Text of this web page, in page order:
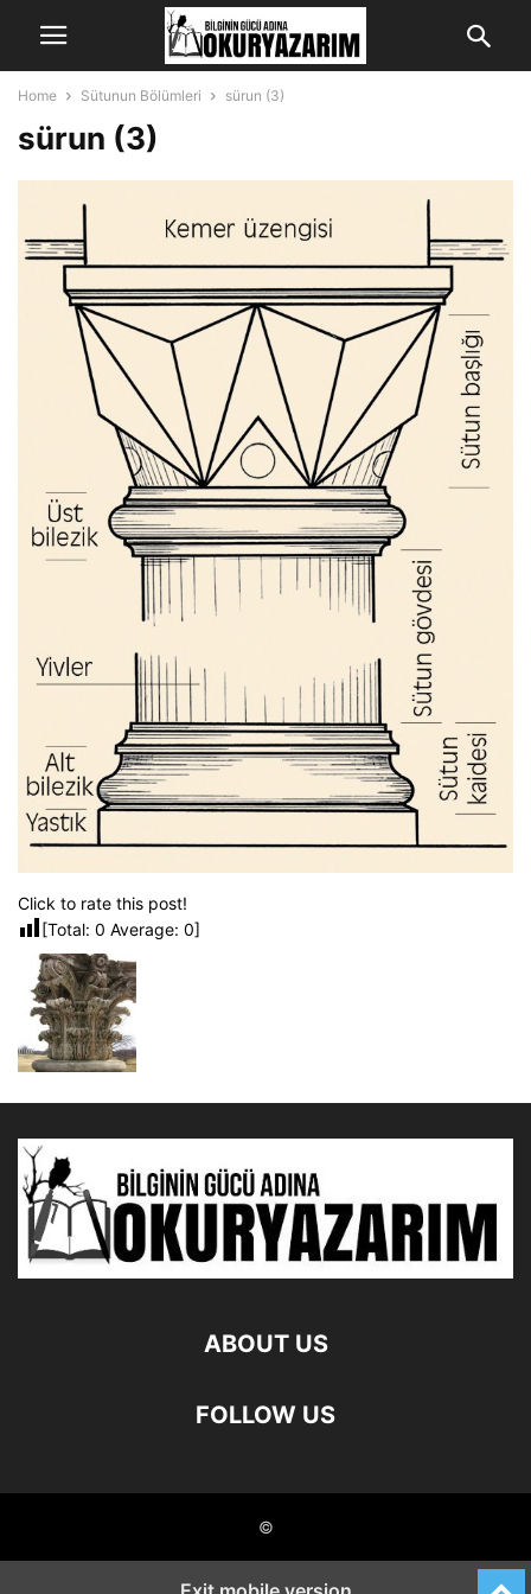
Home Sütunun Bölümleri sürun (3)
sürun (3)
Click to rate this post!
[Total: 0 Average: 0]
ABOUT US
FOLLOW US
©